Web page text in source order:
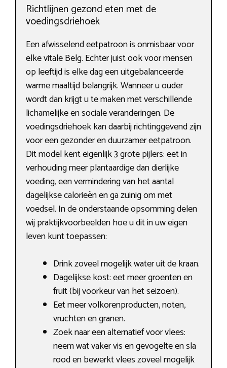
Richtlijnen gezond eten met de
voedingsdriehoek
Een afwisselend eetpatroon is onmisbaar voor
elke vitale Belg. Echter juist ook voor mensen
op leeftijd is elke dag een uitgebalanceerde
warme maaltijd belangrijk. Wanneer u ouder
wordt dan krijgt u te maken met verschillende
lichamelijke en sociale veranderingen. De
voedingsdriehoek kan daarbij richtinggevend zijn
voor een gezonder en duurzamer eetpatroon.
Dit model kent eigenlijk 3 grote pijlers: eet in
verhouding meer plantaardige dan dierlijke
voeding, een vermindering van het aantal
dagelijkse calorieën en ga zuinig om met
voedsel. In de onderstaande opsomming delen
wij praktijkvoorbeelden hoe u dit in uw eigen
leven kunt toepassen:
Drink zoveel mogelijk water uit de kraan.
Dagelijkse kost: eet meer groenten en
fruit (bij voorkeur van het seizoen).
Eet meer volkorenproducten, noten,
vruchten en granen.
Zoek naar een alternatief voor vlees:
neem wat vaker vis en gevogelte en sla
rood en bewerkt vlees zoveel mogelijk